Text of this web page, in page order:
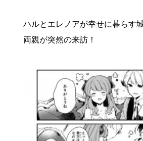
ハルとエレノアが幸せに暮らす
両親が突然の来訪！